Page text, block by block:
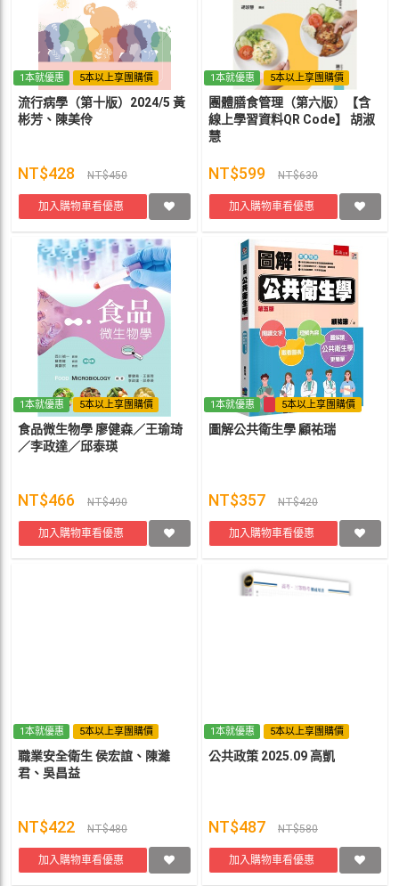
1本就優惠 5本以上享團購價
流行病學（第十版）2024/5 黃
彬芳、陳美伶
NT$428 NT$450
加入購物車看優惠
1本就優惠 5本以上享團購價
團體膳食管理（第六版）【含
線上學習資料QR Code】 胡淑
慧
NT$599 NT$630
加入購物車看優惠
1本就優惠 5本以上享團購價
食品微生物學 廖健森／王瑜琦
／李政達／邱泰瑛
NT$466 NT$490
加入購物車看優惠
1本就優惠 5本以上享團購價
圖解公共衛生學 顧祐瑞
NT$357 NT$420
加入購物車看優惠
1本就優惠 5本以上享團購價
職業安全衛生 侯宏誼、陳濰
君、吳昌益
NT$422 NT$480
加入購物車看優惠
1本就優惠 5本以上享團購價
公共政策 2025.09 高凱
NT$487 NT$580
加入購物車看優惠